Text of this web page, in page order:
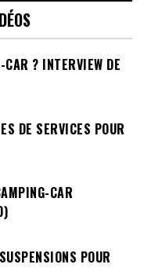
CAR ? INTERVIEW DE
DE SERVICES POUR
CAR
POUR